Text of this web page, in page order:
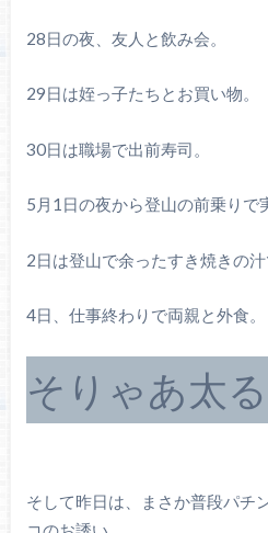
28日の夜、友人と飲み会。
29日は姪っ子たちとお買い物。
30日は職場で出前寿司。
5月1日の夜から登山の前乗りで
2日は登山で余ったすき焼きの汁
4日、仕事終わりで両親と外食。
そりゃあ太
そして昨日は、まさか普段パチ